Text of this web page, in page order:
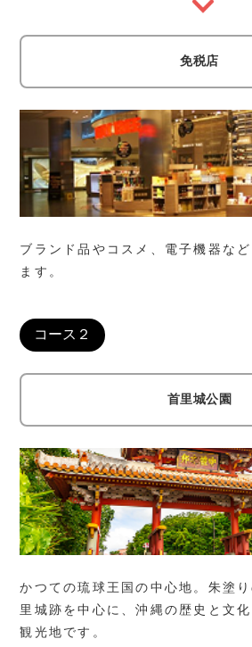
免税店
ブランド品やコスメ、電子機器な
ます。
コース２
首里城公園
かつての琉球王国の中心地。朱塗
里城跡を中心に、沖縄の歴史と文
観光地です。